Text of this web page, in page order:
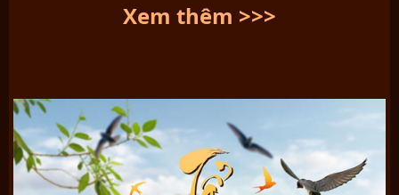
Tổ yến trắng sơ chế 50g TP4 từ yến đảo thiên nhiên Khánh Hòa
Xem thêm >>>